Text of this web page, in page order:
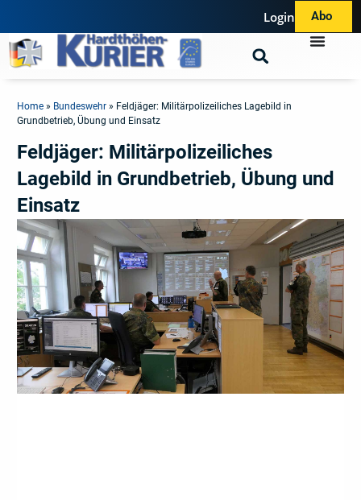
Login Abo
Home » Bundeswehr » Feldjäger: Militärpolizeiliches Lagebild in
Grundbetrieb, Übung und Einsatz
Feldjäger: Militärpolizeiliches
Lagebild in Grundbetrieb, Übung und
Einsatz